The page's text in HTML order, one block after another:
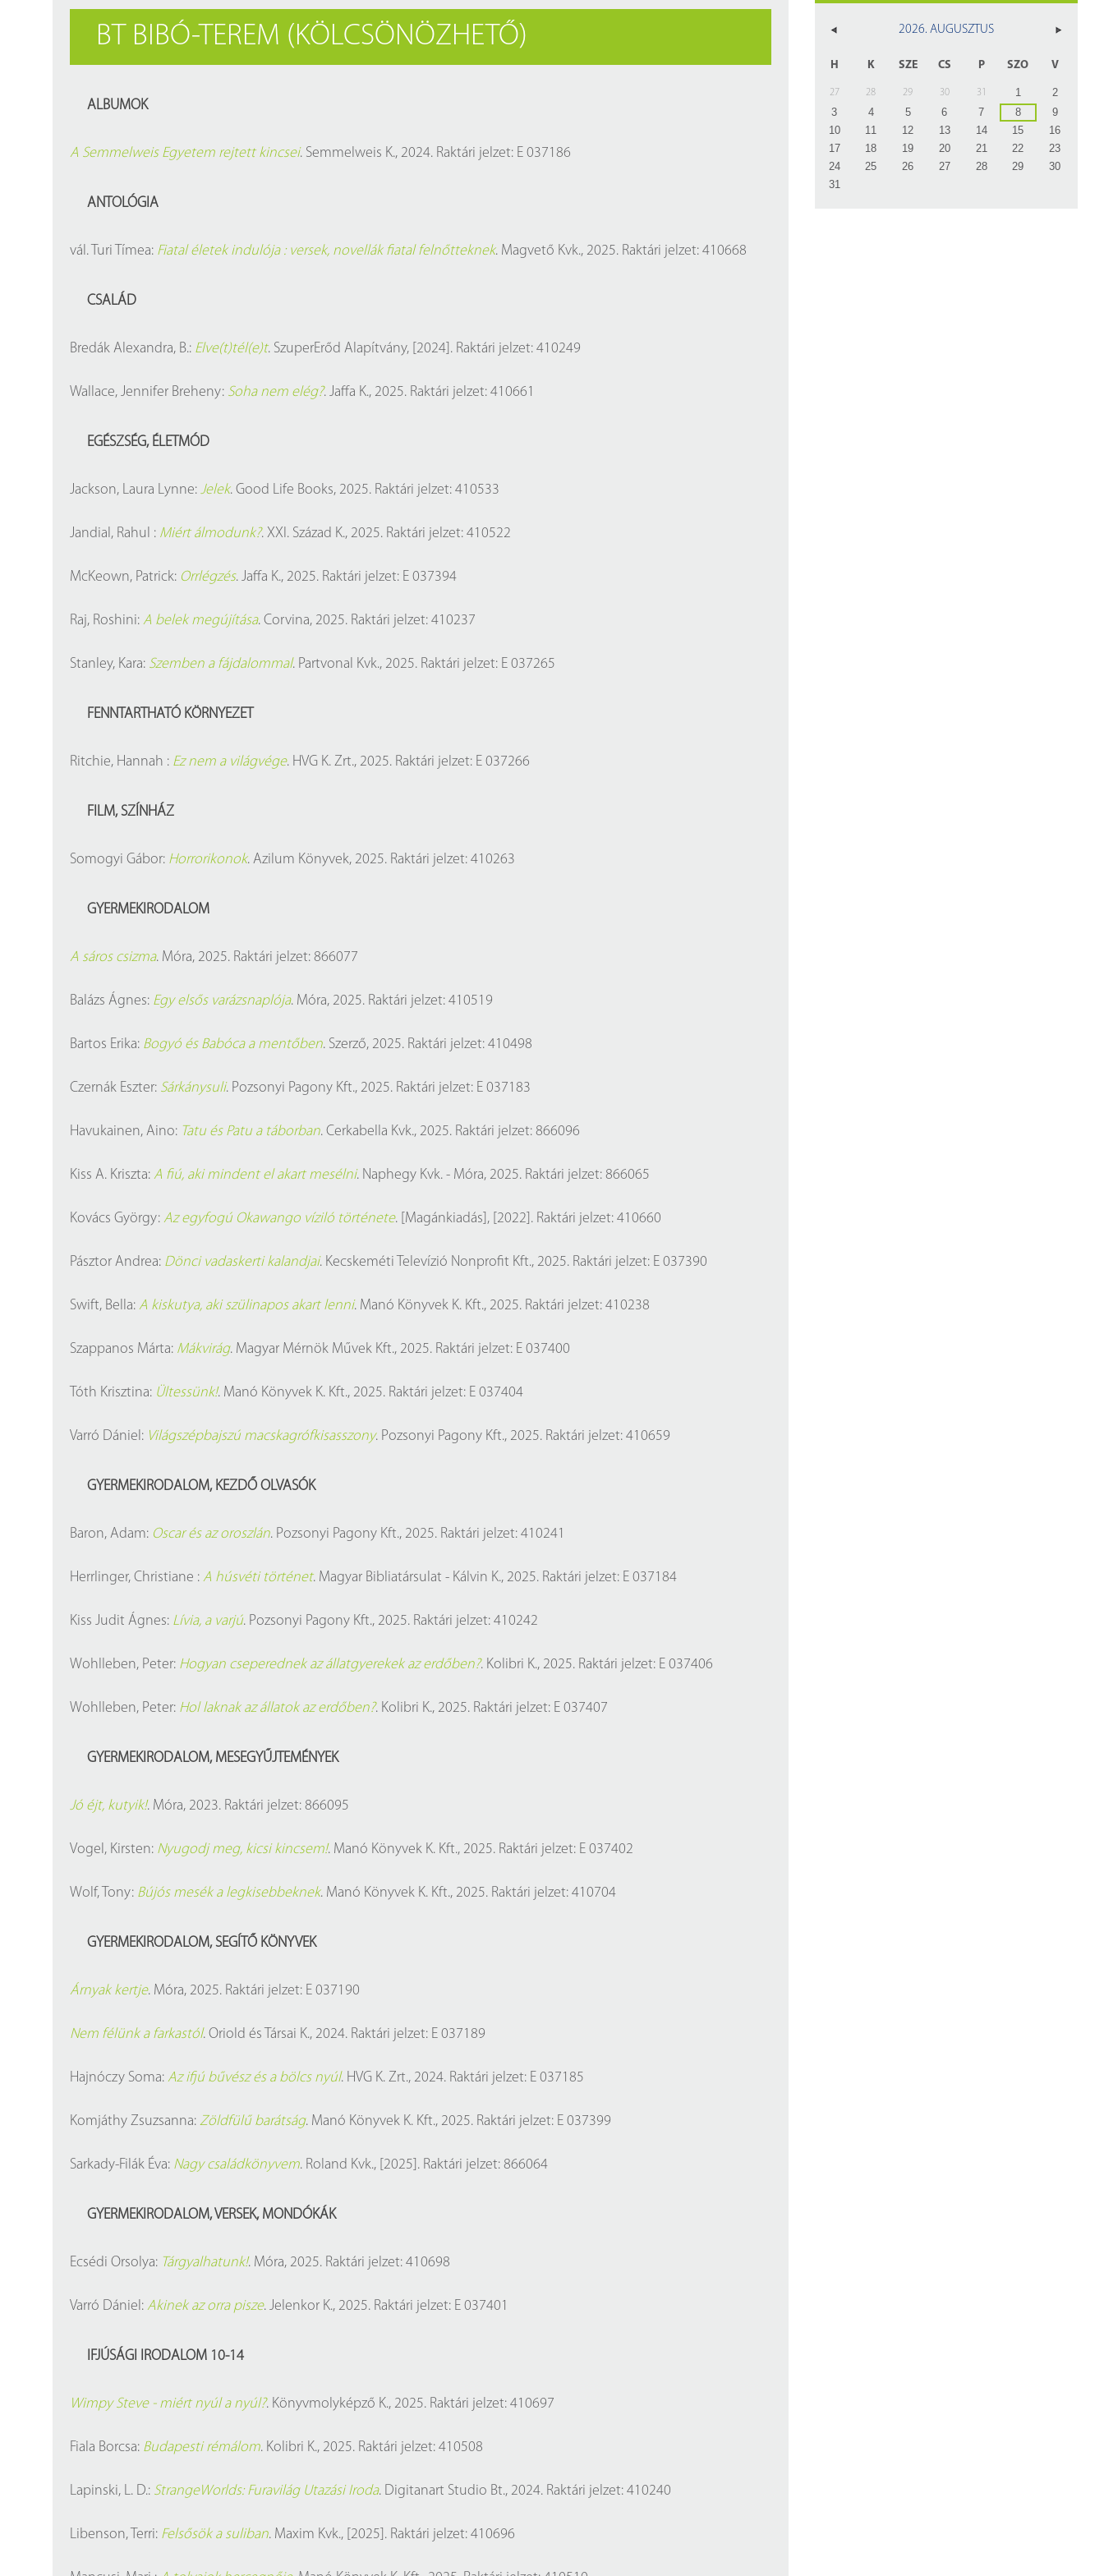
Galéria
Közérdekű adatok
BT BIBÓ-TEREM (KÖLCSÖNÖZHETŐ)
ALBUMOK
A Semmelweis Egyetem rejtett kincsei. Semmelweis K., 2024. Raktári jelzet: E 037186
ANTOLÓGIA
vál. Turi Tímea: Fiatal életek indulója : versek, novellák fiatal felnőtteknek. Magvető Kvk., 2025. Raktári jelzet: 410668
CSALÁD
Bredák Alexandra, B.: Elve(t)tél(e)t. SzuperErőd Alapítvány, [2024]. Raktári jelzet: 410249
Wallace, Jennifer Breheny: Soha nem elég?. Jaffa K., 2025. Raktári jelzet: 410661
EGÉSZSÉG, ÉLETMÓD
Jackson, Laura Lynne: Jelek. Good Life Books, 2025. Raktári jelzet: 410533
Jandial, Rahul : Miért álmodunk?. XXI. Század K., 2025. Raktári jelzet: 410522
McKeown, Patrick: Orrlégzés. Jaffa K., 2025. Raktári jelzet: E 037394
Raj, Roshini: A belek megújítása. Corvina, 2025. Raktári jelzet: 410237
Stanley, Kara: Szemben a fájdalommal. Partvonal Kvk., 2025. Raktári jelzet: E 037265
FENNTARTHATÓ KÖRNYEZET
Ritchie, Hannah : Ez nem a világvége. HVG K. Zrt., 2025. Raktári jelzet: E 037266
FILM, SZÍNHÁZ
Somogyi Gábor: Horrorikonok. Azilum Könyvek, 2025. Raktári jelzet: 410263
GYERMEKIRODALOM
A sáros csizma. Móra, 2025. Raktári jelzet: 866077
Balázs Ágnes: Egy elsős varázsnaplója. Móra, 2025. Raktári jelzet: 410519
Bartos Erika: Bogyó és Babóca a mentőben. Szerző, 2025. Raktári jelzet: 410498
Czernák Eszter: Sárkánysuli. Pozsonyi Pagony Kft., 2025. Raktári jelzet: E 037183
Havukainen, Aino: Tatu és Patu a táborban. Cerkabella Kvk., 2025. Raktári jelzet: 866096
Kiss A. Kriszta: A fiú, aki mindent el akart mesélni. Naphegy Kvk. - Móra, 2025. Raktári jelzet: 866065
Kovács György: Az egyfogú Okawango víziló története. [Magánkiadás], [2022]. Raktári jelzet: 410660
Pásztor Andrea: Dönci vadaskerti kalandjai. Kecskeméti Televízió Nonprofit Kft., 2025. Raktári jelzet: E 037390
Swift, Bella: A kiskutya, aki szülinapos akart lenni. Manó Könyvek K. Kft., 2025. Raktári jelzet: 410238
Szappanos Márta: Mákvirág. Magyar Mérnök Művek Kft., 2025. Raktári jelzet: E 037400
Tóth Krisztina: Ültessünk!. Manó Könyvek K. Kft., 2025. Raktári jelzet: E 037404
Varró Dániel: Világszépbajszú macskagrófkisasszony. Pozsonyi Pagony Kft., 2025. Raktári jelzet: 410659
GYERMEKIRODALOM, KEZDŐ OLVASÓK
Baron, Adam: Oscar és az oroszlán. Pozsonyi Pagony Kft., 2025. Raktári jelzet: 410241
Herrlinger, Christiane : A húsvéti történet. Magyar Bibliatársulat - Kálvin K., 2025. Raktári jelzet: E 037184
Kiss Judit Ágnes: Lívia, a varjú. Pozsonyi Pagony Kft., 2025. Raktári jelzet: 410242
Wohlleben, Peter: Hogyan cseperednek az állatgyerekek az erdőben?. Kolibri K., 2025. Raktári jelzet: E 037406
Wohlleben, Peter: Hol laknak az állatok az erdőben?. Kolibri K., 2025. Raktári jelzet: E 037407
GYERMEKIRODALOM, MESEGYŰJTEMÉNYEK
Jó éjt, kutyik!. Móra, 2023. Raktári jelzet: 866095
Vogel, Kirsten: Nyugodj meg, kicsi kincsem!. Manó Könyvek K. Kft., 2025. Raktári jelzet: E 037402
Wolf, Tony: Bújós mesék a legkisebbeknek. Manó Könyvek K. Kft., 2025. Raktári jelzet: 410704
GYERMEKIRODALOM, SEGÍTŐ KÖNYVEK
Árnyak kertje. Móra, 2025. Raktári jelzet: E 037190
Nem félünk a farkastól. Oriold és Társai K., 2024. Raktári jelzet: E 037189
Hajnóczy Soma: Az ifjú bűvész és a bölcs nyúl. HVG K. Zrt., 2024. Raktári jelzet: E 037185
Komjáthy Zsuzsanna: Zöldfülű barátság. Manó Könyvek K. Kft., 2025. Raktári jelzet: E 037399
Sarkady-Filák Éva: Nagy családkönyvem. Roland Kvk., [2025]. Raktári jelzet: 866064
GYERMEKIRODALOM, VERSEK, MONDÓKÁK
Ecsédi Orsolya: Tárgyalhatunk!. Móra, 2025. Raktári jelzet: 410698
Varró Dániel: Akinek az orra pisze. Jelenkor K., 2025. Raktári jelzet: E 037401
IFJÚSÁGI IRODALOM 10-14
Wimpy Steve - miért nyúl a nyúl?. Könyvmolyképző K., 2025. Raktári jelzet: 410697
Fiala Borcsa: Budapesti rémálom. Kolibri K., 2025. Raktári jelzet: 410508
Lapinski, L. D.: StrangeWorlds: Furavilág Utazási Iroda. Digitanart Studio Bt., 2024. Raktári jelzet: 410240
Libenson, Terri: Felsősök a suliban. Maxim Kvk., [2025]. Raktári jelzet: 410696
2026. AUGUSZTUS
H K SZE CS P SZO V
27 28 29 30 31 1
2
3
4 5 6 7 8
9
10
11 12 13 14 15
16
17
18 19 20 21 22
23
24
25 26 27 28 29
30
31